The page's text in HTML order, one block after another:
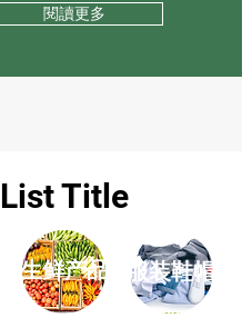
閱讀更多
List Title
生鲜产品 服装鞋帽